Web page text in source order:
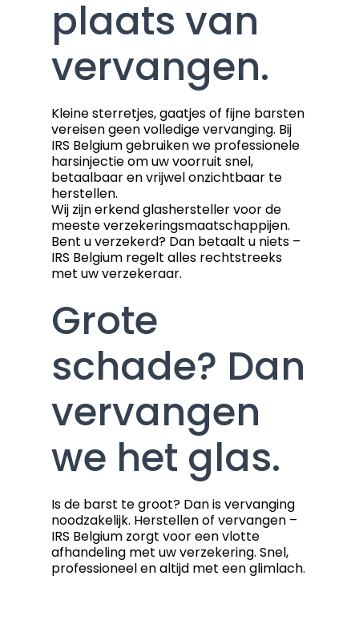
plaats van
vervangen.
Kleine sterretjes, gaatjes of fijne barsten
vereisen geen volledige vervanging. Bij
IRS Belgium gebruiken we professionele
harsinjectie om uw voorruit snel,
betaalbaar en vrijwel onzichtbaar te
herstellen.
Wij zijn erkend glashersteller voor de
meeste verzekeringsmaatschappijen.
Bent u verzekerd? Dan betaalt u niets –
IRS Belgium regelt alles rechtstreeks
met uw verzekeraar.
Grote
schade? Dan
vervangen
we het glas.
Is de barst te groot? Dan is vervanging
noodzakelijk. Herstellen of vervangen –
IRS Belgium zorgt voor een vlotte
afhandeling met uw verzekering. Snel,
professioneel en altijd met een glimlach.